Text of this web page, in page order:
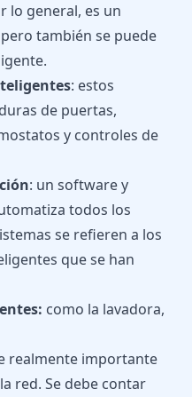
lo general, es un
también se puede
: estos
de puertas,
y controles de
: un software y
todos los
se refieren a los
que se han
como la lavadora,
realmente importante
red. Se debe contar